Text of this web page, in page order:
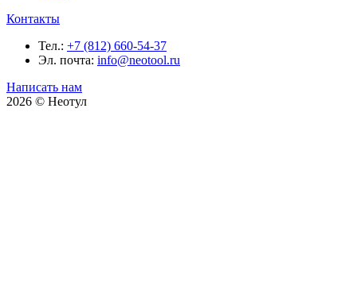
Контакты
Тел.: +7 (812) 660-54-37
Эл. почта: info@neotool.ru
Написать нам
2026 © Неотул